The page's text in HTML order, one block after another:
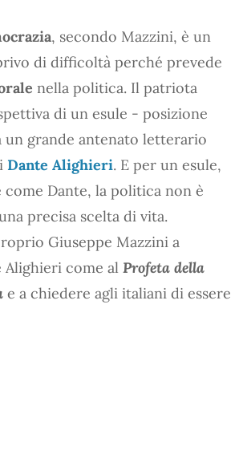
, secondo Mazzini, è un
di difficoltà perché prevede
nella politica. Il patriota
di un esule - posizione
un grande antenato letterario
Dante Alighieri. E per un esule,
come Dante, la politica non è
precisa scelta di vita.
Giuseppe Mazzini a
come al Profeta della
e a chiedere agli italiani di essere